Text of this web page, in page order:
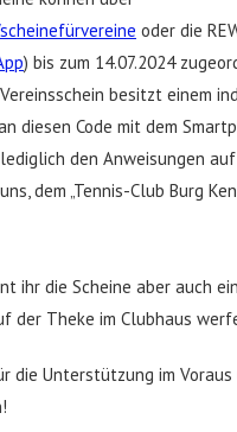
oder die
) bis zum 14.07.2024
besitzt einem
diesen Code mit dem
den Anweisungen
dem „Tennis-Club Burg
ihr die Scheine aber auch
der Theke im Clubhaus
die Unterstützung im